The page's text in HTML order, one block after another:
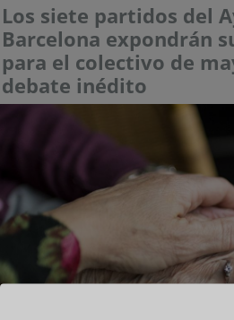
Los siete partidos del
Barcelona expondrán
para el colectivo de
debate inédito